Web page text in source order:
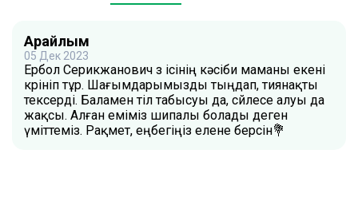
Арайлым
05 Дек 2023
Ербол Серикжанович өз ісінің кәсіби маманы екені
көрініп тұр. Шағымдарымызды тыңдап, тиянақты
тексерді. Баламен тіл табысуы да, сөйлесе алуы да
жақсы. Алған еміміз шипалы болады деген
үміттеміз. Рақмет, еңбегіңіз елене берсін💐